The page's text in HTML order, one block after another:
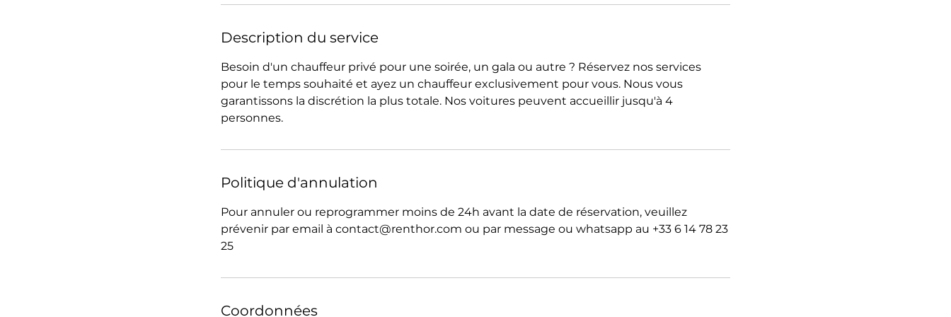
Description du service
Besoin d'un chauffeur privé pour une soirée, un gala ou autre ? Réservez nos services
pour le temps souhaité et ayez un chauffeur exclusivement pour vous. Nous vous
garantissons la discrétion la plus totale. Nos voitures peuvent accueillir jusqu'à 4
personnes.
Politique d'annulation
Pour annuler ou reprogrammer moins de 24h avant la date de réservation, veuillez
prévenir par email à contact@renthor.com ou par message ou whatsapp au +33 6 14 78 23
25
Coordonnées